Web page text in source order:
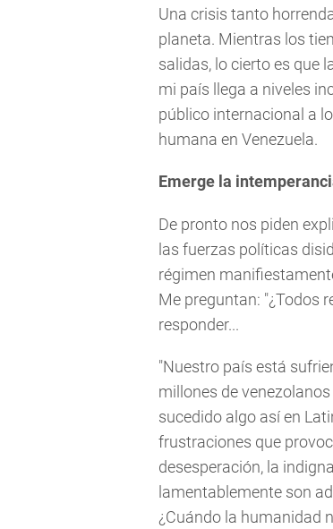
Una crisis tanto
planeta. Mientras los
salidas, lo cierto es que
mi país llega a niveles
público internacional a
humana en Venezuela.
Emerge la
De pronto nos piden
las fuerzas políticas
régimen
Me preguntan: "¿Todos
responder...
"Nuestro país está
millones de
sucedido algo así en
frustraciones que
desesperación, la
lamentablemente son
¿Cuándo la humanidad